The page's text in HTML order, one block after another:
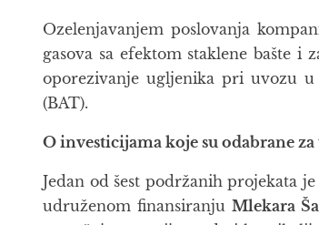
Ozelenjavanjem poslovanja
gasova sa efektom staklene bašte i
oporezivanje ugljenika pri uvozu
(BAT).
O investicijama koje su odabrane
Jedan od šest podržanih projekata
udruženom finansiranju Mlekara